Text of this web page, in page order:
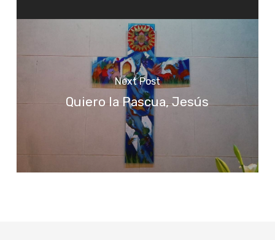
Next Post
Quiero la Pascua, Jesús